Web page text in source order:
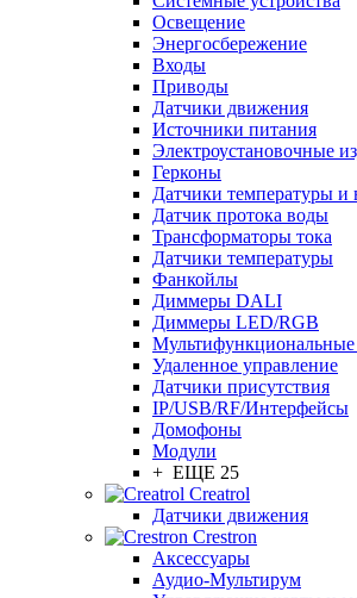
Освещение
Энергосбережение
Входы
Приводы
Датчики движения
Источники питания
Электроустановочные
Герконы
Датчики температуры и
Датчик протока воды
Трансформаторы тока
Датчики температуры
Фанкойлы
Диммеры DALI
Диммеры LED/RGB
Мультифункциональные
Удаленное управление
Датчики присутствия
IP/USB/RF/Интерфейсы
Домофоны
Модули
+ ЕЩЕ 25
Creatrol
Датчики движения
Crestron
Аксессуары
Аудио-Мультирум